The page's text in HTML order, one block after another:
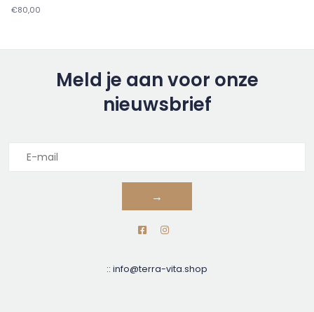
€80,00
Meld je aan voor onze
nieuwsbrief
→
:: info@terra-vita.shop